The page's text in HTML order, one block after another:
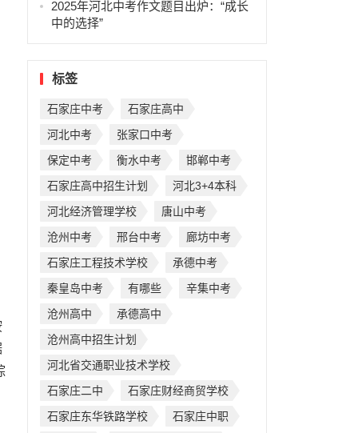
2025年河北中考作文题目出炉：“成长
中的选择”
标签
石家庄中考
石家庄高中
河北中考
张家口中考
保定中考
衡水中考
邯郸中考
石家庄高中招生计划
河北3+4本科
河北经济管理学校
唐山中考
沧州中考
邢台中考
廊坊中考
石家庄工程技术学校
承德中考
秦皇岛中考
有哪些
辛集中考
沧州高中
承德高中
沧州高中招生计划
河北省交通职业技术学校
石家庄二中
石家庄财经商贸学校
石家庄东华铁路学校
石家庄中职